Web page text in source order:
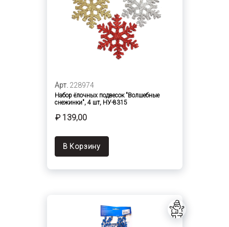
Арт. 228974
Набор ёлочных подвесок "Волшебные
снежинки", 4 шт, НУ-8315
₽ 139,00
В Корзину